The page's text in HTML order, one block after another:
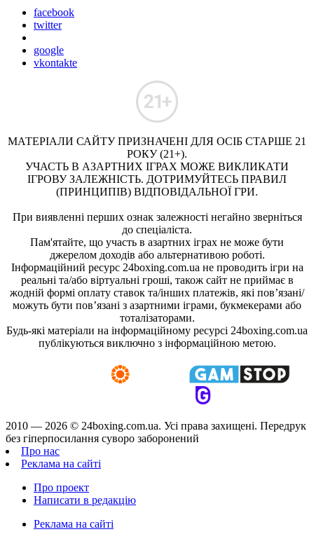
facebook
twitter
google
vkontakte
МАТЕРІАЛИ САЙТУ ПРИЗНАЧЕНІ ДЛЯ ОСІБ СТАРШЕ 21
РОКУ (21+).
УЧАСТЬ В АЗАРТНИХ ІГРАХ МОЖЕ ВИКЛИКАТИ
ІГРОВУ ЗАЛЕЖНІСТЬ. ДОТРИМУЙТЕСЬ ПРАВИЛ
(ПРИНЦИПІВ) ВІДПОВІДАЛЬНОЇ ГРИ.
При виявленні перших ознак залежності негайно зверніться
до спеціаліста.
Пам'ятайте, що участь в азартних іграх не може бути
джерелом доходів або альтернативою роботі.
Інформаційний ресурс 24boxing.com.ua не проводить ігри на
реальні та/або віртуальні гроші, також сайт не приймає в
жодній формі оплату ставок та/інших платежів, які пов’язані/
можуть бути пов’язані з азартними іграми, букмекерами або
тоталізаторами.
Будь-які матеріали на інформаційному ресурсі 24boxing.com.ua
публікуються виключно з інформаційною метою.
2010 — 2026 © 24boxing.com.ua. Усi права захищенi. Передрук
без гіперпосилання суворо заборонений
Про нас
Реклама на сайті
Про проект
Написати в редакцію
Реклама на сайті